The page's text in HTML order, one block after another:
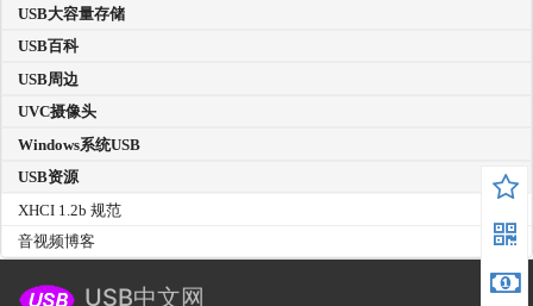
USB大容量存储
USB百科
USB周边
UVC摄像头
Windows系统USB
USB资源
XHCI 1.2b 规范
音视频博客
USB中文网